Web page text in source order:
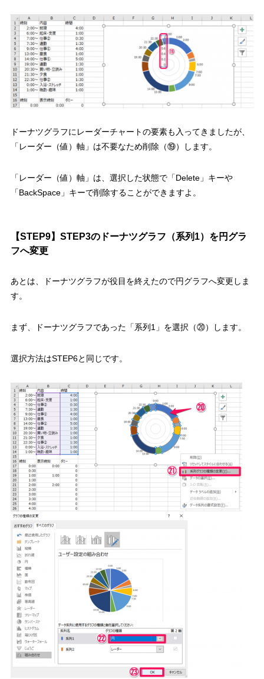
ドーナツグラフにレーダーチャートの要素も入ってきましたが、
「レーダー（値）軸」は不要なため削除（⑲）
します。
「レーダー（値）軸」は、選択した状態で「Delete」キーや
「BackSpace」キーで削除することができますよ。
【STEP9】STEP3のドーナツグラフ（系列1）を円グラ
フへ変更
あとは、ドーナツグラフが役目を終えたので円グラフへ変更しま
す。
まず、ドーナツグラフであった 「系列1」を選択（⑳） します。
選択方法はSTEP6と同じです。